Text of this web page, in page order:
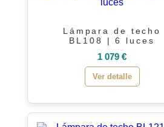
Lámpara de techo
BL108 | 6 luces
1 079 €
Ver detalle